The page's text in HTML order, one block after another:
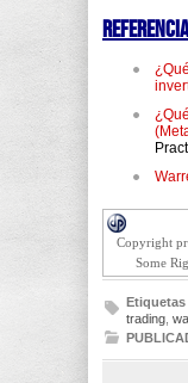
Copyright
Some
Etiquetas
trading